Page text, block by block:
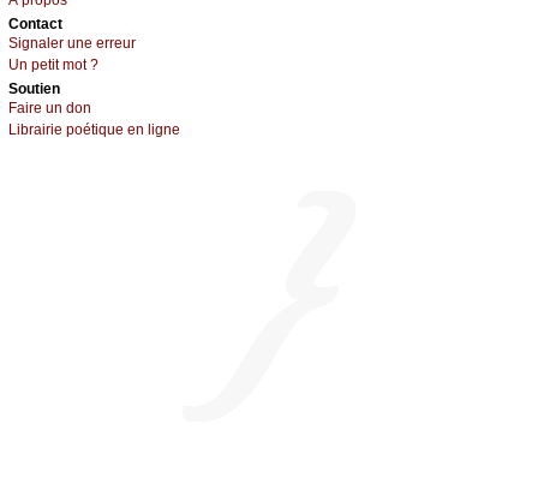
Cоntact
Signaler une errеur
Un pеtit mоt ?
Sоutien
Fаirе un dоn
Librairiе pоétique en lignе